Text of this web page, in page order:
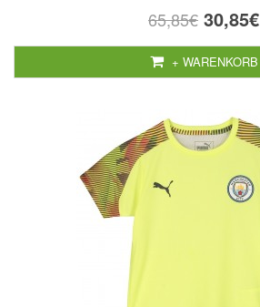
65,85€ 30,85€
+ WARENKORB